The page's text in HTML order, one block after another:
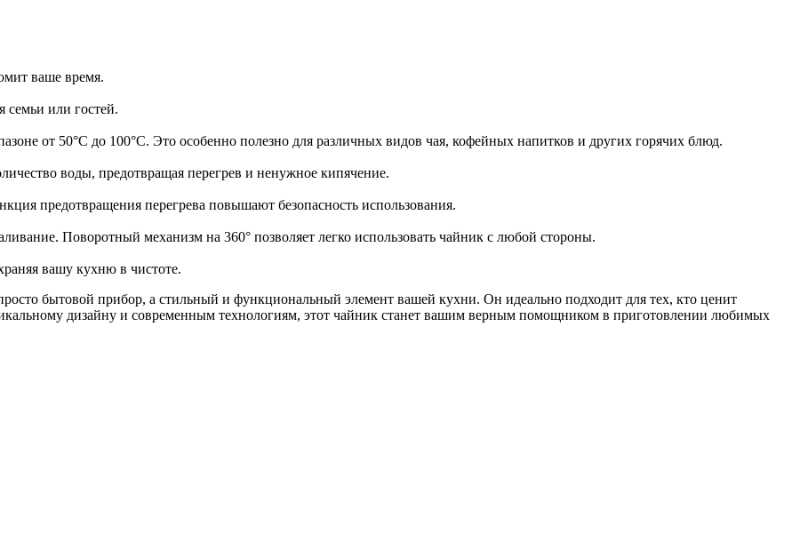
ваше время.
семьи или гостей.
от 50°C до 100°C. Это особенно полезно для различных видов чая, кофейных напитков и других горячих блюд.
воды, предотвращая перегрев и ненужное кипячение.
предотвращения перегрева повышают безопасность использования.
Поворотный механизм на 360° позволяет легко использовать чайник с любой стороны.
вашу кухню в чистоте.
бытовой прибор, а стильный и функциональный элемент вашей кухни. Он идеально подходит для тех, кто ценит
дизайну и современным технологиям, этот чайник станет вашим верным помощником в приготовлении любимых